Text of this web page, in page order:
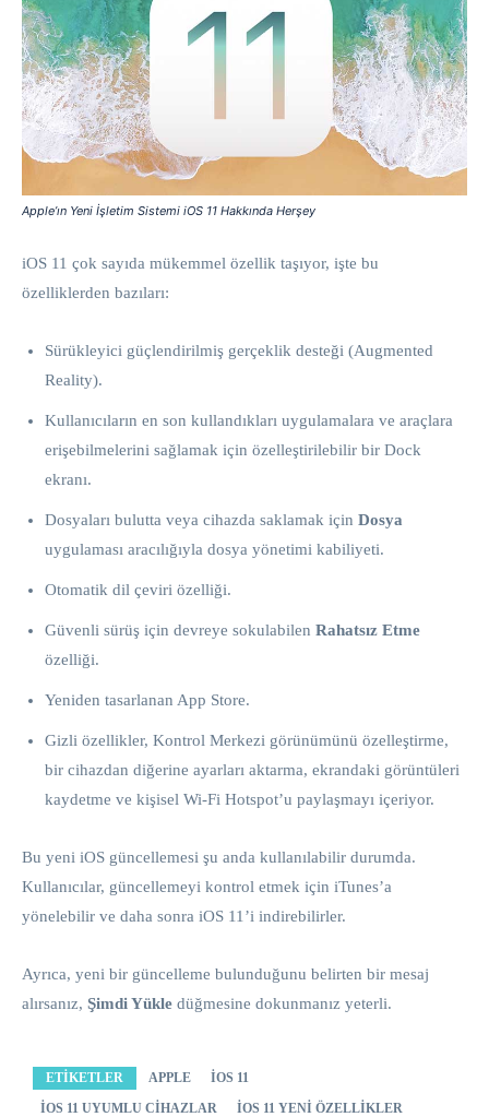
Apple’ın Yeni İşletim Sistemi iOS 11 Hakkında Herşey
iOS 11 çok sayıda mükemmel özellik taşıyor, işte bu
özelliklerden bazıları:
Sürükleyici güçlendirilmiş gerçeklik desteği (Augmented
Reality).
Kullanıcıların en son kullandıkları uygulamalara ve araçlara
erişebilmelerini sağlamak için özelleştirilebilir bir Dock
ekranı.
Dosyaları bulutta veya cihazda saklamak için Dosya
uygulaması aracılığıyla dosya yönetimi kabiliyeti.
Otomatik dil çeviri özelliği.
Güvenli sürüş için devreye sokulabilen Rahatsız Etme
özelliği.
Yeniden tasarlanan App Store.
Gizli özellikler, Kontrol Merkezi görünümünü özelleştirme,
bir cihazdan diğerine ayarları aktarma, ekrandaki görüntüleri
kaydetme ve kişisel Wi-Fi Hotspot’u paylaşmayı içeriyor.
Bu yeni iOS güncellemesi şu anda kullanılabilir durumda.
Kullanıcılar, güncellemeyi kontrol etmek için iTunes’a
yönelebilir ve daha sonra iOS 11’i indirebilirler.
Ayrıca, yeni bir güncelleme bulunduğunu belirten bir mesaj
alırsanız, Şimdi Yükle düğmesine dokunmanız yeterli.
ETIKETLER APPLE
IOS 11
IOS 11 UYUMLU CIHAZLAR
IOS 11 YENI ÖZELLIKLER